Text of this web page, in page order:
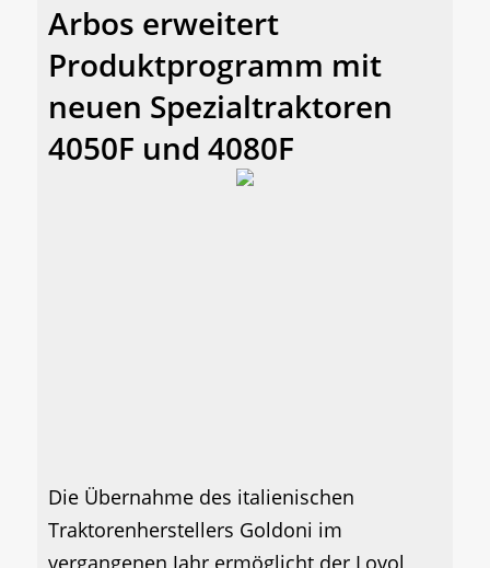
Arbos erweitert
Produktprogramm mit
neuen Spezialtraktoren
4050F und 4080F
Die Übernahme des italienischen
Traktorenherstellers Goldoni im
vergangenen Jahr ermöglicht der Lovol